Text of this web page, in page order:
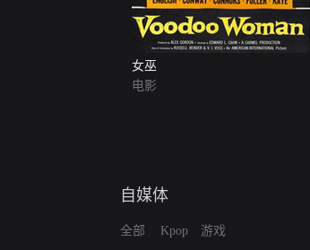
女巫
电影
自媒体
全部 Kpop 游戏